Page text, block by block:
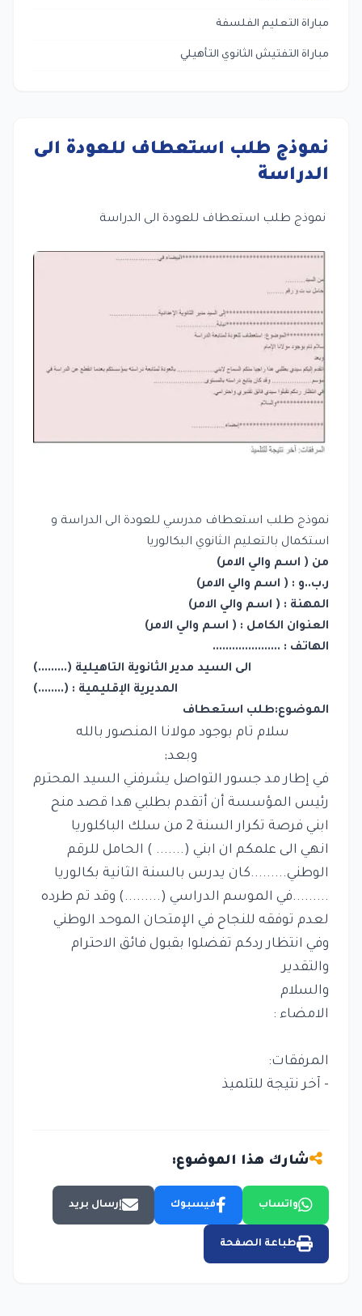
مباراة التعليم الفلسفة
مباراة التفتيش الثانوي التأهيلي
نموذج طلب استعطاف للعودة الى
الدراسة
نموذج طلب استعطاف للعودة الى الدراسة
نموذج طلب استعطاف مدرسي للعودة الى الدراسة و
استكمال بالتعليم الثانوي البكالوريا
من ( اسم والي الامر)
ر.ب..و : ( اسم والي الامر)
المهنة : ( اسم والي الامر)
العنوان الكامل : ( اسم والي الامر)
الهاتف : .....................
الى السيد مدير الثانوية التاهيلية (.........)
المديرية الإقليمية : (........)
الموضوع:طلب استعطاف
سلام تام بوجود مولانا المنصور بالله
وبعد;
في إطار مد جسور التواصل يشرفني السيد المحترم
رئيس المؤسسة أن أتقدم بطلبي هدا قصد منح
ابني فرصة تكرار السنة 2 من سلك الباكلوريا
انهي الى علمكم ان ابني (....... ) الحامل للرقم
الوطني.........كان يدرس بالسنة الثانية بكالوريا
.........في الموسم الدراسي (.........) وقد تم طرده
لعدم توفقه للنجاح في الإمتحان الموحد الوطني
وفي انتظار ردكم تفضلوا بقبول فائق الاحترام
والتقدير
والسلام
الامضاء :
المرفقات:
- آخر نتيجة للتلميذ
شارك هذا الموضوع:
واتساب فيسبوك إرسال بريد
طباعة الصفحة